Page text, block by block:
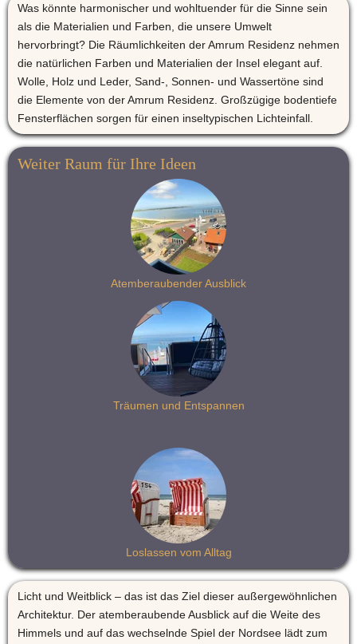
Was könnte harmonischer und wohltuender für die Sinne sein
als die Materialien und Farben, die unsere Umwelt
hervorbringt? Die Räumlichkeiten der Amrum Residenz nehmen
die natürlichen Farben und Materialien der Insel elegant auf.
Wolle, Holz und Leder, Sand-, Sonnen- und Wassertöne sind
die Elemente von der Amrum Residenz. Großzügige bodentiefe
Fensterflächen sorgen für einen inseltypischen Lichteinfall.
Weiter Raum für Ihre Ideen
Atemberaubender Ausblick
Träumen und Entspannen
Loslassen vom Alltag
Licht und Weitblick – das ist das Ziel dieser außergewöhnlichen
Architektur. Der atemberaubende Ausblick auf die Weite des
Himmels und auf das wechselnde Spiel der Nordsee lädt zum